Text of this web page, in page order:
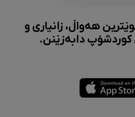
هەواڵ، زانیاری و
کوردشۆپ دابەزێنن.